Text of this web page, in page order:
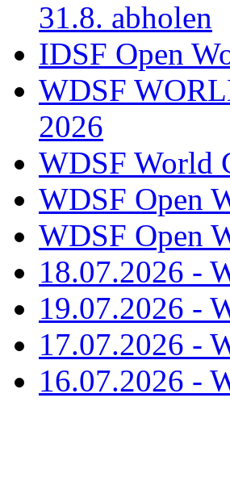
31.8. abholen
IDSF Open
WDSF
2026
WDSF World
WDSF Open
WDSF Open
18.07.2026 -
19.07.2026 -
17.07.2026 -
16.07.2026 -